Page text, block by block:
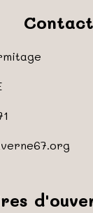
Contact